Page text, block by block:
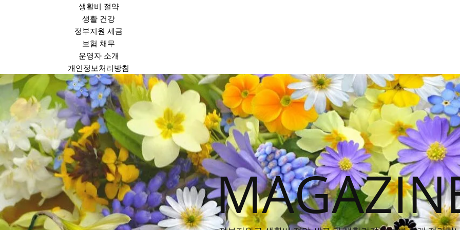
생활비 절약
생활 건강
정부지원 세금
보험 채무
운영자 소개
개인정보처리방침